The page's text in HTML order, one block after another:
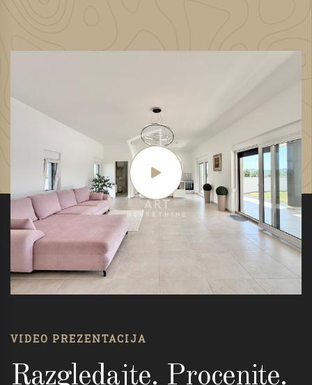
VIDEO PREZENTACIJA
Razgledajte. Procenite.